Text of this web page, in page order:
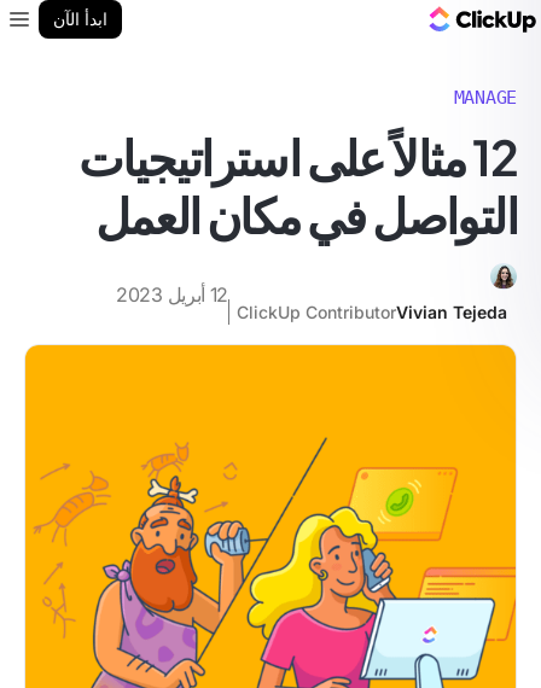
ابدأ الآن
MANAGE
12 مثالاً على استراتيجيات
التواصل في مكان العمل
Vivian Tejeda
ClickUp Contributor
12 أبريل 2023